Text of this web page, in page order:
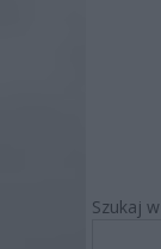
Szukaj